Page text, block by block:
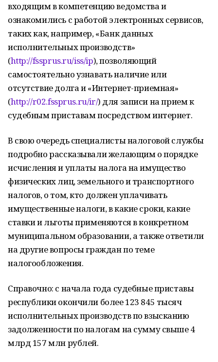
входящим в компетенцию ведомства и
ознакомились с работой электронных сервисов,
таких как, например, «Банк данных
исполнительных производств»
(http://fssprus.ru/iss/ip), позволяющий
самостоятельно узнавать наличие или
отсутствие долга и «Интернет-приемная»
(http://r02.fssprus.ru/ir/) для записи на прием к
судебным приставам посредством интернет.
В свою очередь специалисты налоговой службы
подробно рассказывали желающим о порядке
исчисления и уплаты налога на имущество
физических лиц, земельного и транспортного
налогов, о том, кто должен уплачивать
имущественные налоги, в какие сроки, какие
ставки и льготы применяются в конкретном
муниципальном образовании, а также ответили
на другие вопросы граждан по теме
налогообложения.
Справочно: с начала года судебные приставы
республики окончили более 123 845 тысяч
исполнительных производств по взысканию
задолженности по налогам на сумму свыше 4
млрд 157 млн рублей.